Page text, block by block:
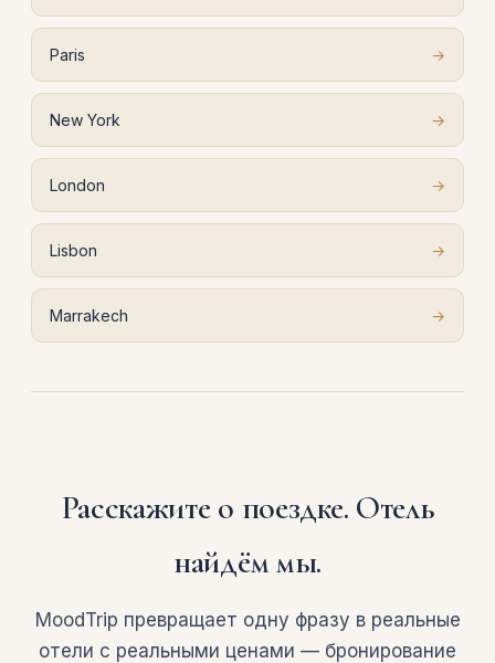
Paris →
New York →
London →
Lisbon →
Marrakech →
Расскажите о поездке. Отель
найдём мы.
MoodTrip превращает одну фразу в реальные
отели с реальными ценами — бронирование